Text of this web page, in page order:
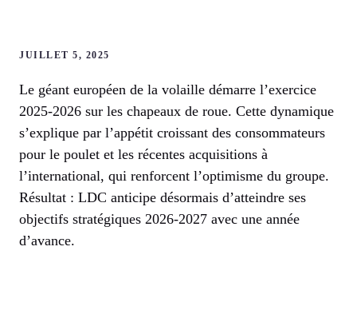
JUILLET 5, 2025
Le géant européen de la volaille démarre l’exercice
2025-2026 sur les chapeaux de roue. Cette dynamique
s’explique par l’appétit croissant des consommateurs
pour le poulet et les récentes acquisitions à
l’international, qui renforcent l’optimisme du groupe.
Résultat : LDC anticipe désormais d’atteindre ses
objectifs stratégiques 2026-2027 avec une année
d’avance.